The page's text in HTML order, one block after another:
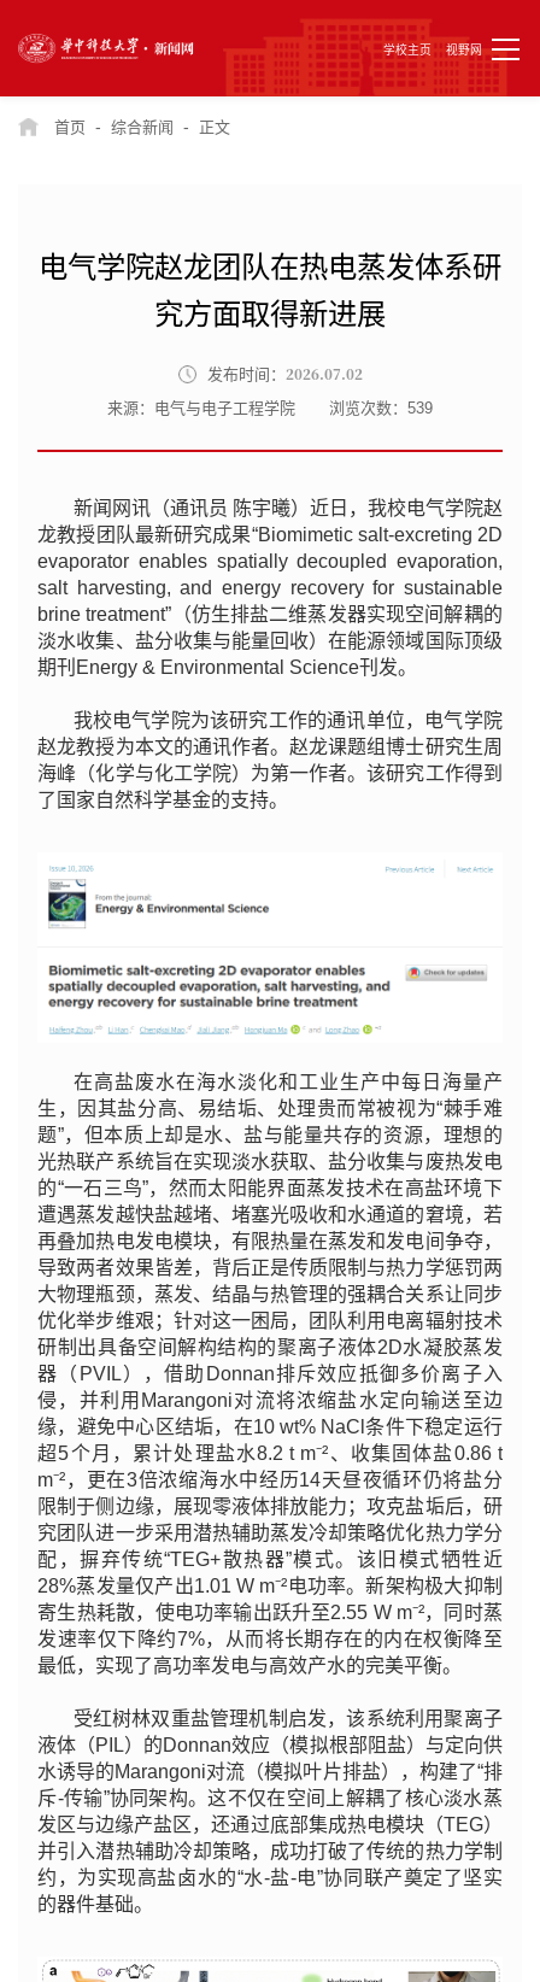
学校主页 视野网
首页 - 综合新闻 - 正文
电气学院赵龙团队在热电蒸发体系研
究方面取得新进展
发布时间： 2026.07.02
来源：电气与电子工程学院 浏览次数：539
新闻网讯（通讯员 陈宇曦）近日，我校电气学院赵
龙教授团队最新研究成果“Biomimetic salt-excreting 2D
evaporator enables spatially decoupled evaporation,
salt harvesting, and energy recovery for sustainable
brine treatment”（仿生排盐二维蒸发器实现空间解耦的
淡水收集、盐分收集与能量回收）在能源领域国际顶级
期刊Energy & Environmental Science刊发。
我校电气学院为该研究工作的通讯单位，电气学院
赵龙教授为本文的通讯作者。赵龙课题组博士研究生周
海峰（化学与化工学院）为第一作者。该研究工作得到
了国家自然科学基金的支持。
在高盐废水在海水淡化和工业生产中每日海量产
生，因其盐分高、易结垢、处理贵而常被视为“棘手难
题”，但本质上却是水、盐与能量共存的资源，理想的
光热联产系统旨在实现淡水获取、盐分收集与废热发电
的“一石三鸟”，然而太阳能界面蒸发技术在高盐环境下
遭遇蒸发越快盐越堵、堵塞光吸收和水通道的窘境，若
再叠加热电发电模块，有限热量在蒸发和发电间争夺，
导致两者效果皆差，背后正是传质限制与热力学惩罚两
大物理瓶颈，蒸发、结晶与热管理的强耦合关系让同步
优化举步维艰；针对这一困局，团队利用电离辐射技术
研制出具备空间解构结构的聚离子液体2D水凝胶蒸发
器（PVIL），借助Donnan排斥效应抵御多价离子入
侵，并利用Marangoni对流将浓缩盐水定向输送至边
缘，避免中心区结垢，在10 wt% NaCl条件下稳定运行
超5个月，累计处理盐水8.2 t m⁻²、收集固体盐0.86 t
m⁻²，更在3倍浓缩海水中经历14天昼夜循环仍将盐分
限制于侧边缘，展现零液体排放能力；攻克盐垢后，研
究团队进一步采用潜热辅助蒸发冷却策略优化热力学分
配，摒弃传统“TEG+散热器”模式。该旧模式牺牲近
28%蒸发量仅产出1.01 W m⁻²电功率。新架构极大抑制
寄生热耗散，使电功率输出跃升至2.55 W m⁻²，同时蒸
发速率仅下降约7%，从而将长期存在的内在权衡降至
最低，实现了高功率发电与高效产水的完美平衡。
受红树林双重盐管理机制启发，该系统利用聚离子
液体（PIL）的Donnan效应（模拟根部阻盐）与定向供
水诱导的Marangoni对流（模拟叶片排盐），构建了“排
斥-传输”协同架构。这不仅在空间上解耦了核心淡水蒸
发区与边缘产盐区，还通过底部集成热电模块（TEG）
并引入潜热辅助冷却策略，成功打破了传统的热力学制
约，为实现高盐卤水的“水-盐-电”协同联产奠定了坚实
的器件基础。